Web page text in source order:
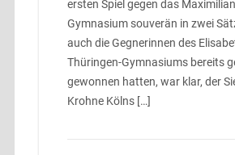
ersten Spiel gegen das
Gymnasium souverän in zwei
auch die Gegnerinnen des
Thüringen-Gymnasiums bereits
gewonnen hatten, war klar, der
Krohne Kölns […]